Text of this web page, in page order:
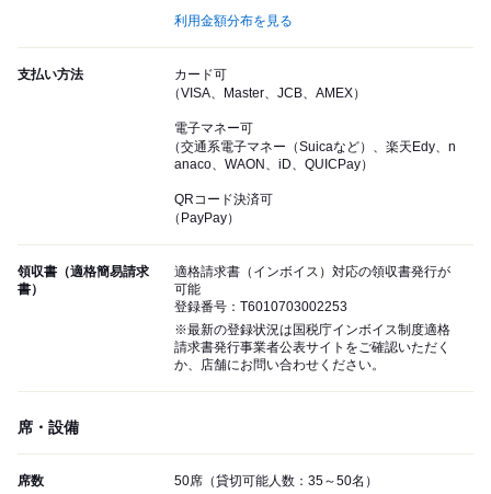
利用金額分布を見る
支払い方法
カード可
（VISA、Master、JCB、AMEX）
電子マネー可
（交通系電子マネー（Suicaなど）、楽天Edy、n
anaco、WAON、iD、QUICPay）
QRコード決済可
（PayPay）
領収書（適格簡易請求
書）
適格請求書（インボイス）対応の領収書発行が
可能
登録番号：T6010703002253
※最新の登録状況は国税庁インボイス制度適格
請求書発行事業者公表サイトをご確認いただく
か、店舗にお問い合わせください。
席・設備
席数 50席（貸切可能人数：35～50名）